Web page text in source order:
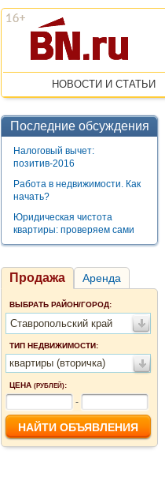
НОВОСТИ И СТАТЬИ
Последние обсуждения
Налоговый вычет:
позитив-2016
Работа в недвижимости. Как
начать?
Юридическая чистота
квартиры: проверяем сами
Продажа Аренда
ВЫБРАТЬ РАЙОН/ГОРОД:
Ставропольский край
ТИП НЕДВИЖИМОСТИ:
квартиры (вторичка)
ЦЕНА (РУБЛЕЙ):
-